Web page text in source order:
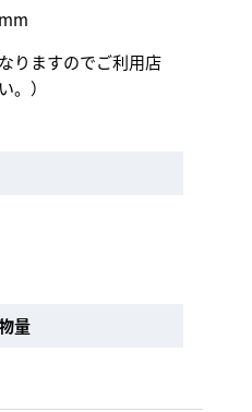
りますのでご利用店
。）
量